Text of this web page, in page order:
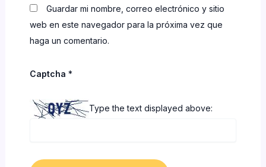
Guardar mi nombre, correo electrónico y sitio
web en este navegador para la próxima vez que
haga un comentario.
Captcha *
Type the text displayed above: